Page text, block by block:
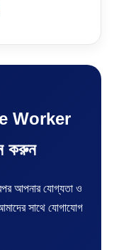
Worker
করুন
আপনার যোগ্যতা ও
সাথে যোগাযোগ